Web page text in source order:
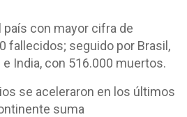
país con mayor cifra de
fallecidos; seguido por Brasil,
India, con 516.000 muertos.
se aceleraron en los últimos
suma